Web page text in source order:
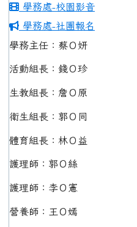
學務處-校園影音
學務處-社團報名
學務主任：蔡Ｏ妍
活動組長：錢Ｏ珍
生教組長：詹Ｏ原
衛生組長：郭Ｏ同
體育組長：林Ｏ益
護理師：郭Ｏ絲
護理師：李Ｏ憲
營養師：王Ｏ嫣